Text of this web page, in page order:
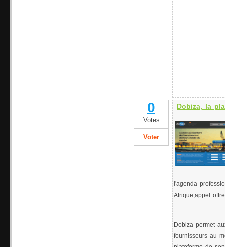
0
Votes
Voter
Dobiza, la
l'agenda
Afrique,appel
Dobiza permet
fournisseurs au